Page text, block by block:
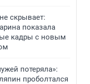
скрывает:
показала
кадры с новым
потеряла»:
проболтался